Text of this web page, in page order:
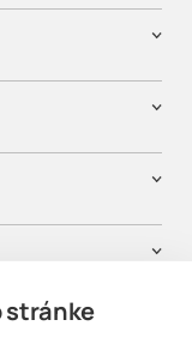
stránke